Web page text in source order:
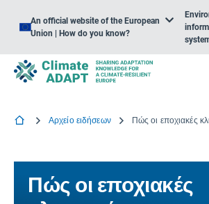
An official website of the European
Union | How do you know?
Αρχείο ειδήσεων
Πώς οι εποχιακές